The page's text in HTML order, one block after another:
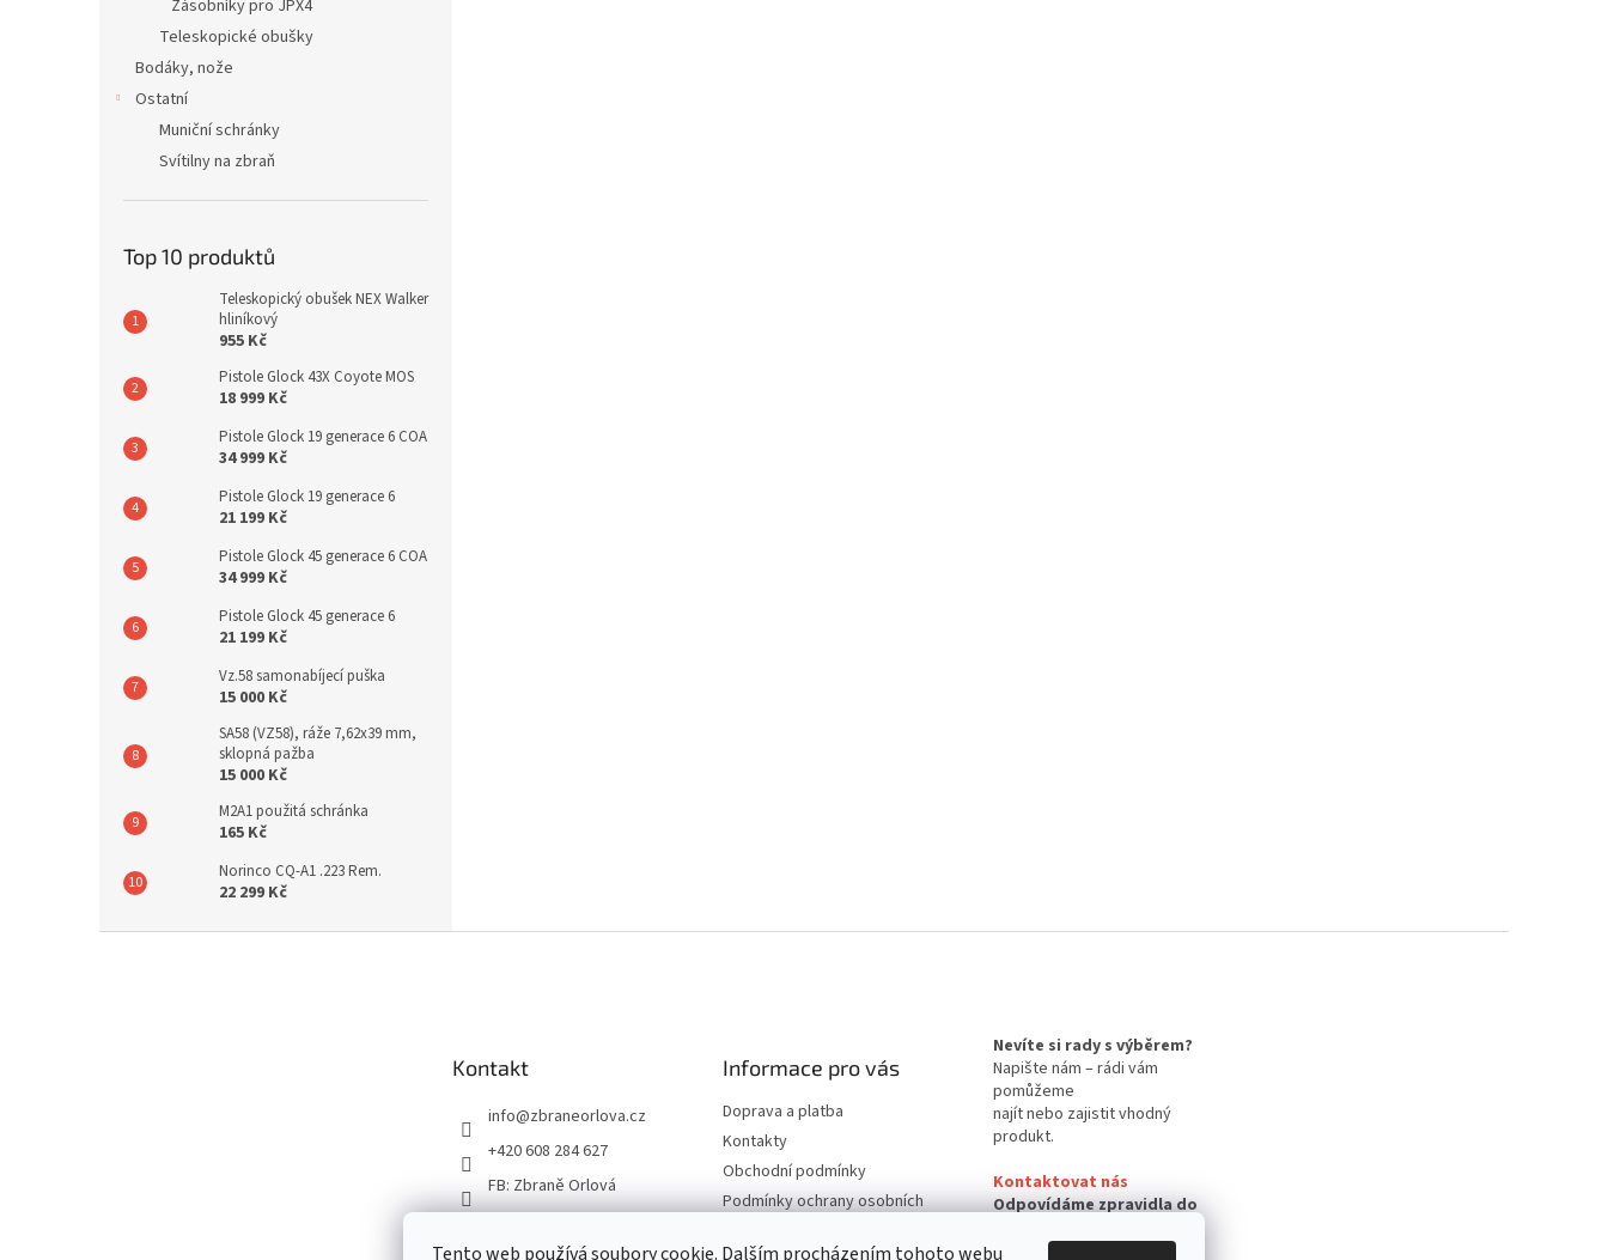
Tento web používá soubory cookie. Dalším procházením tohoto webu
Zásobníky pro JPX4
Teleskopické obušky
Bodáky, nože
Ostatní
Muniční schránky
Svítilny na zbraň
Top 10 produktů
Teleskopický obušek NEX Walker
hliníkový
955 Kč
Pistole Glock 43X Coyote MOS
18 999 Kč
Pistole Glock 19 generace 6 COA
34 999 Kč
Pistole Glock 19 generace 6
21 199 Kč
Pistole Glock 45 generace 6 COA
34 999 Kč
Pistole Glock 45 generace 6
21 199 Kč
Vz.58 samonabíjecí puška
15 000 Kč
SA58 (VZ58), ráže 7,62x39 mm,
sklopná pažba
15 000 Kč
M2A1 použitá schránka
165 Kč
Norinco CQ-A1 .223 Rem.
22 299 Kč
Kontakt
info@zbraneorlova.cz
+420 608 284 627
FB: Zbraně Orlová
Informace pro vás
Doprava a platba
Kontakty
Obchodní podmínky
Podmínky ochrany osobních
Reklamační řád
Nevíte si rady s výběrem?
Napište nám – rádi vám
pomůžeme
najít nebo zajistit vhodný
produkt.
Kontaktovat nás
Odpovídáme zpravidla do